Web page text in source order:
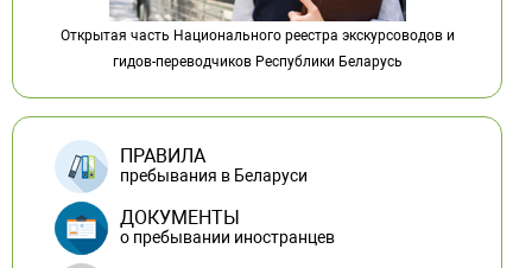
Открытая часть Национального реестра экскурсоводов и
гидов-переводчиков Республики Беларусь
ПРАВИЛА
пребывания в Беларуси
ДОКУМЕНТЫ
о пребывании иностранцев